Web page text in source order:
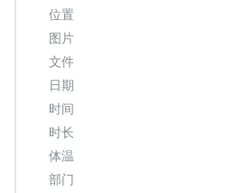
位置
图片
文件
日期
时间
时长
体温
部门